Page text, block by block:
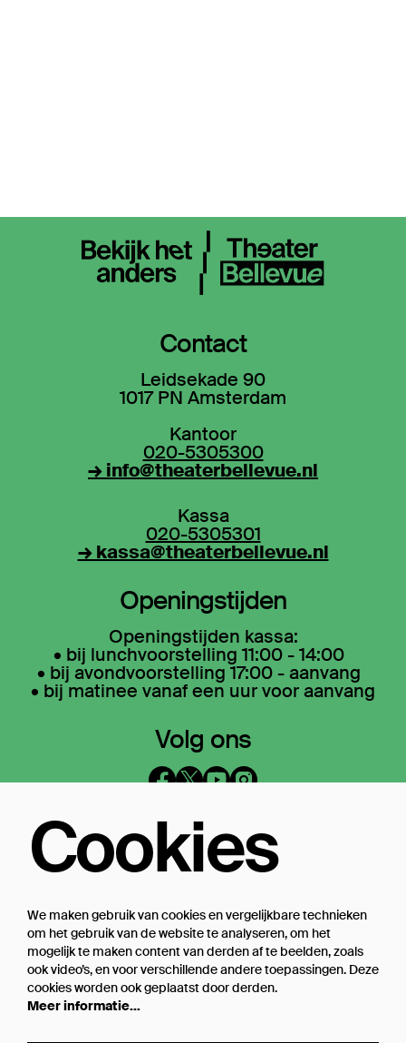
Contact
Leidsekade 90
1017 PN Amsterdam
Kantoor
020-5305300
→ info@theaterbellevue.nl
Kassa
020-5305301
→ kassa@theaterbellevue.nl
Openingstijden
Openingstijden kassa:
• bij lunchvoorstelling 11:00 - 14:00
• bij avondvoorstelling 17:00 - aanvang
• bij matinee vanaf een uur voor aanvang
Volg ons
Op de hoogte blijven?
Inschrijven
Steun Theater Bellevue
Cookies
We maken gebruik van cookies en vergelijkbare technieken
om het gebruik van de website te analyseren, om het
mogelijk te maken content van derden af te beelden, zoals
ook video’s, en voor verschillende andere toepassingen. Deze
cookies worden ook geplaatst door derden.
Meer informatie…